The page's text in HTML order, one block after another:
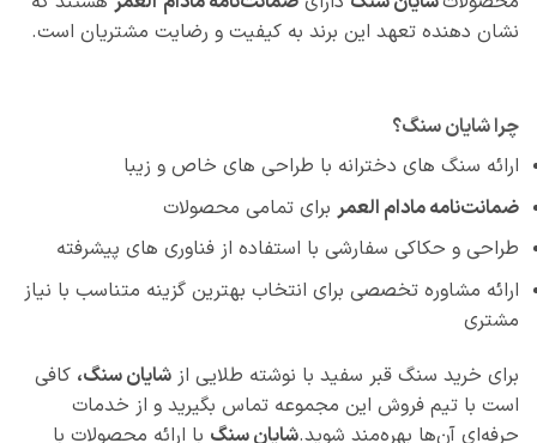
نشان‌ دهنده تعهد این برند به کیفیت و رضایت مشتریان است.
چرا شایان سنگ؟
ارائه سنگ‌ های دخترانه با طراحی‌ های خاص و زیبا
ضمانت‌نامه مادام العمربرای تمامی محصولات
طراحی و حکاکی سفارشی با استفاده از فناوری‌ های پیشرفته
ارائه مشاوره تخصصی برای انتخاب بهترین گزینه متناسب با نیاز
مشتری
برای خرید سنگ قبر سفید با نوشته طلایی از شایان سنگ،کافی
است با تیم فروش این مجموعه تماس بگیرید و از خدمات
حرفه‌ای آن‌ها بهره‌مند شوید.شایان سنگبا ارائه محصولات با